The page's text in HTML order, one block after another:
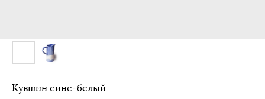
Кувшин сине-белый